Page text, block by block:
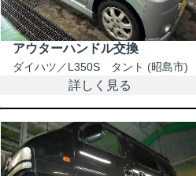
アウターハンドル交換
ダイハツ／L350S タント (昭島市)
詳しく見る